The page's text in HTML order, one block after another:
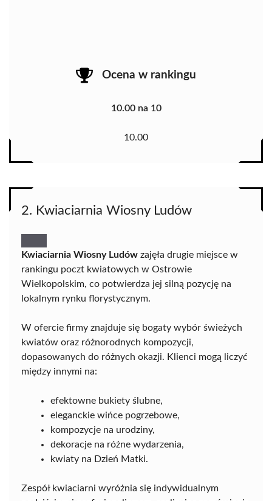
Ocena w rankingu
10.00 na 10
10.00
2. Kwiaciarnia Wiosny Ludów
Kwiaciarnia Wiosny Ludów zajęła drugie miejsce w
rankingu poczt kwiatowych w Ostrowie
Wielkopolskim, co potwierdza jej silną pozycję na
lokalnym rynku florystycznym.
W ofercie firmy znajduje się bogaty wybór świeżych
kwiatów oraz różnorodnych kompozycji,
dopasowanych do różnych okazji. Klienci mogą liczyć
między innymi na:
efektowne bukiety ślubne,
eleganckie wińce pogrzebowe,
kompozycje na urodziny,
dekoracje na różne wydarzenia,
kwiaty na Dzień Matki.
Zespół kwiaciarni wyróżnia się indywidualnym